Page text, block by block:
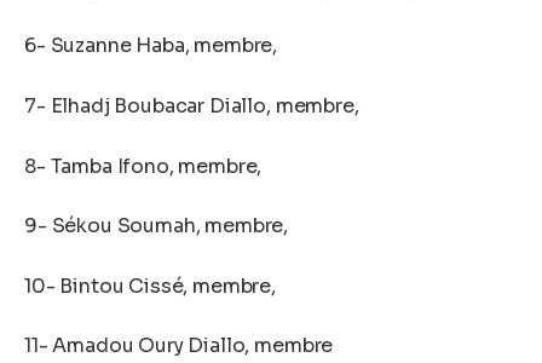
6- Suzanne Haba, membre,
7- Elhadj Boubacar Diallo, membre,
8- Tamba Ifono, membre,
9- Sékou Soumah, membre,
10- Bintou Cissé, membre,
11- Amadou Oury Diallo, membre